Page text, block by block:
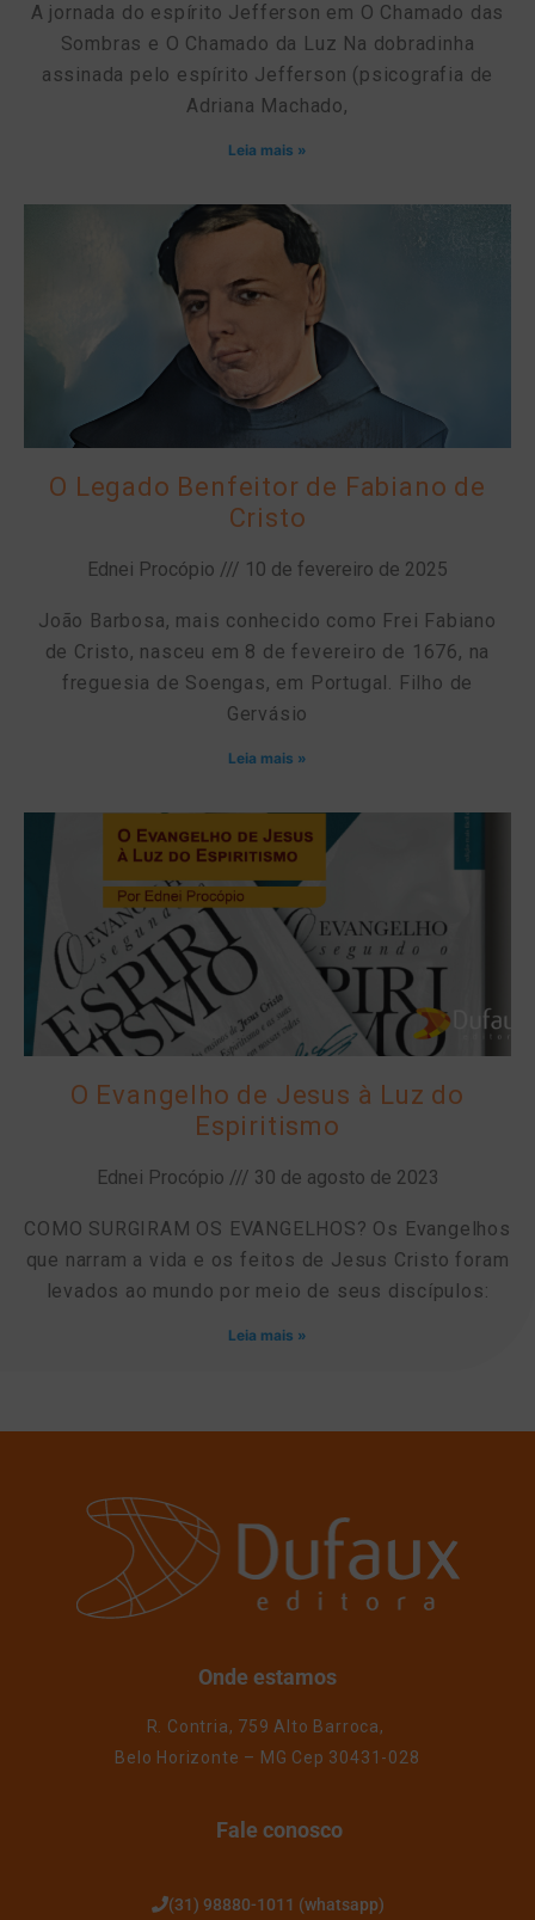
A jornada do espírito Jefferson em O Chamado das
Sombras e O Chamado da Luz Na dobradinha
assinada pelo espírito Jefferson (psicografia de
Adriana Machado,
Leia mais »
O Legado Benfeitor de Fabiano de
Cristo
Ednei Procópio 10 de fevereiro de 2025
João Barbosa, mais conhecido como Frei Fabiano
de Cristo, nasceu em 8 de fevereiro de 1676, na
freguesia de Soengas, em Portugal. Filho de
Gervásio
Leia mais »
O Evangelho de Jesus à Luz do
Espiritismo
Ednei Procópio 30 de agosto de 2023
COMO SURGIRAM OS EVANGELHOS? Os Evangelhos
que narram a vida e os feitos de Jesus Cristo foram
levados ao mundo por meio de seus discípulos:
Leia mais »
Onde estamos
R. Contria, 759 Alto Barroca,
Belo Horizonte – MG Cep 30431-028
Fale conosco
(31) 98880-1011 (whatsapp)